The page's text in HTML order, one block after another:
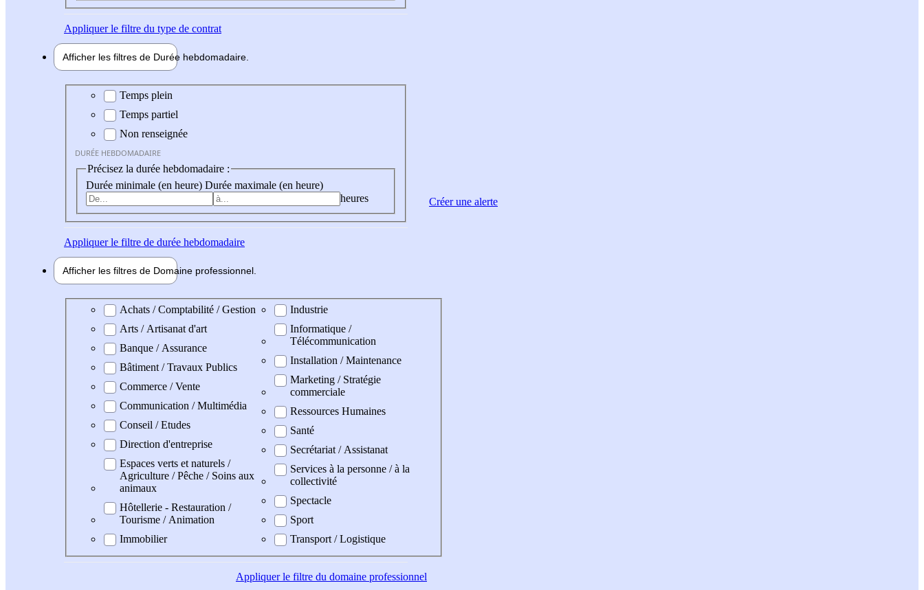
Appliquerle filtre du type de contrat
Afficher les filtres de Durée hebdomadaire
Durée hebdomadaire
Temps plein
Temps partiel
Non renseignée
DURÉE HEBDOMADAIRE
Précisez la durée hebdomadaire :
Durée minimale (en heure) Durée maximale (en heure)
heures
Appliquerle filtre de durée hebdomadaire
Afficher les filtres de Domaine professionnel
Domaine professionel
Achats / Comptabilité / Gestion
Arts / Artisanat d'art
Banque / Assurance
Bâtiment / Travaux Publics
Commerce / Vente
Communication / Multimédia
Conseil / Etudes
Direction d'entreprise
Espaces verts et naturels /
Agriculture / Pêche / Soins aux
animaux
Hôtellerie - Restauration /
Tourisme / Animation
Immobilier
Industrie
Informatique /
Télécommunication
Installation / Maintenance
Marketing / Stratégie
commerciale
Ressources Humaines
Santé
Secrétariat / Assistanat
Services à la personne / à la
collectivité
Spectacle
Sport
Transport / Logistique
Appliquerle filtre du domaine professionnel
Créer une alerte